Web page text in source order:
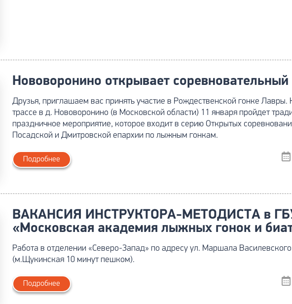
Нововоронино открывает соревновательный
Друзья, приглашаем вас принять участие в Рождественской гонке
трассе в д. Нововоронино (в Московской области) 11 января пройдет
праздничное мероприятие, которое входит в серию Открытых
Посадской и Дмитровской епархии по лыжным гонкам.
Подробнее
ВАКАНСИЯ ИНСТРУКТОРА-МЕТОДИСТА в
«Московская академия лыжных гонок и
Работа в отделении «Северо-Запад» по адресу ул. Маршала Василевского
(м.Щукинская 10 минут пешком).
Подробнее